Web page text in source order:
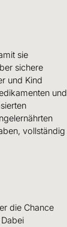
sie
sichere
und Kind
und
vollständig
die Chance